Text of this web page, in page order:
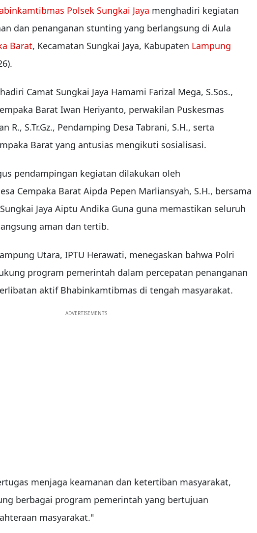
Polsek Sungkai Jaya menghadiri kegiatan
dan penanganan stunting yang berlangsung di Aula
Barat, Kecamatan Sungkai Jaya, Kabupaten Lampung
Camat Sungkai Jaya Hamami Farizal Mega, S.Sos.,
Barat Iwan Heriyanto, perwakilan Puskesmas
R., S.Tr.Gz., Pendamping Desa Tabrani, S.H., serta
Barat yang antusias mengikuti sosialisasi.
pendampingan kegiatan dilakukan oleh
Cempaka Barat Aipda Pepen Marliansyah, S.H., bersama
Jaya Aiptu Andika Guna guna memastikan seluruh
aman dan tertib.
Utara, IPTU Herawati, menegaskan bahwa Polri
program pemerintah dalam percepatan penanganan
aktif Bhabinkamtibmas di tengah masyarakat.
ADVERTISEMENTS
menjaga keamanan dan ketertiban masyarakat,
berbagai program pemerintah yang bertujuan
masyarakat."